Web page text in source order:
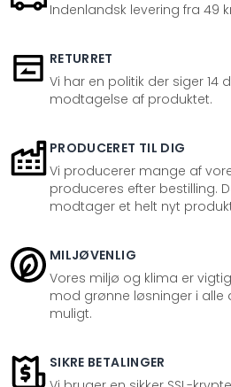
Indenlandsk levering fra 49
RETURRET
Vi har en politik der siger 14
modtagelse af produktet.
PRODUCERET TIL DIG
Vi producerer mange af
produceres efter bestilling.
modtager et helt nyt
MILJØVENLIG
Vores miljø og klima er
mod grønne løsninger i alle
muligt.
SIKRE BETALINGER